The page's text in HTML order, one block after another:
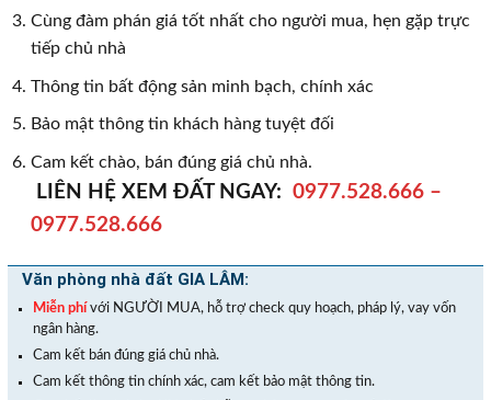
Cùng đàm phán giá tốt nhất cho người mua, hẹn gặp trực
tiếp chủ nhà
Thông tin bất động sản minh bạch, chính xác
Bảo mật thông tin khách hàng tuyệt đối
Cam kết chào, bán đúng giá chủ nhà.
LIÊN HỆ XEM ĐẤT NGAY: 0977.528.666–
0977.528.666
Văn phòng nhà đất GIA LÂM:
Miễn phí với NGƯỜI MUA, hỗ trợ check quy hoạch, pháp lý, vay vốn
ngân hàng.
Cam kết bán đúng giá chủ nhà.
Cam kết thông tin chính xác, cam kết bảo mật thông tin.